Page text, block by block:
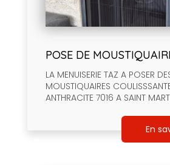
POSE DE
LA MENUISERIE TAZ A POSER
MOUSTIQUAIRES
ANTHRACITE 7016 A SAINT
En